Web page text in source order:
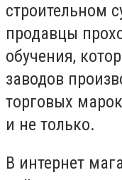
строительном
продавцы
обучения,
заводов
торговых
и не только.
В интернет